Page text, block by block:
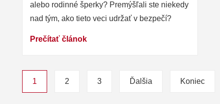
alebo rodinné šperky? Premýšľali ste niekedy
nad tým, ako tieto veci udržať v bezpečí?
Prečítať článok
1 2 3 Ďalšia Koniec